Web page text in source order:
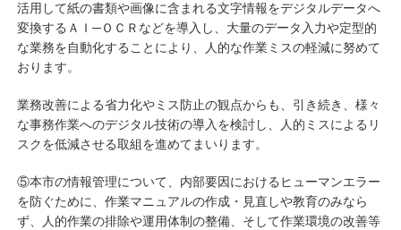
活用して紙の書類や画像に含まれる文字情報をデジタルデータへ
変換するＡＩ─ＯＣＲなどを導入し、大量のデータ入力や定型的
な業務を自動化することにより、人的な作業ミスの軽減に努めて
おります。
業務改善による省力化やミス防止の観点からも、引き続き、様々
な事務作業へのデジタル技術の導入を検討し、人的ミスによるリ
スクを低減させる取組を進めてまいります。
⑤本市の情報管理について、内部要因におけるヒューマンエラー
を防ぐために、作業マニュアルの作成・見直しや教育のみなら
ず、人的作業の排除や運用体制の整備、そして作業環境の改善等